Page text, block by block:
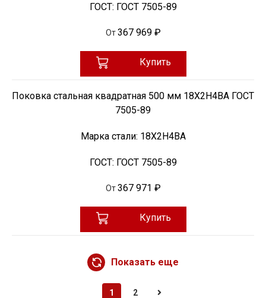
ГОСТ: ГОСТ 7505-89
От 367 969 ₽
Купить
Поковка стальная квадратная 500 мм 18Х2Н4ВА ГОСТ
7505-89
Марка стали: 18Х2Н4ВА
ГОСТ: ГОСТ 7505-89
От 367 971 ₽
Купить
Показать еще
1 2